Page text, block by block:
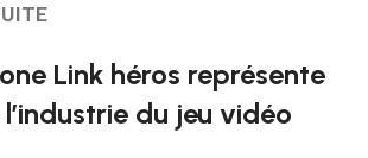
Link héros représente
du jeu vidéo